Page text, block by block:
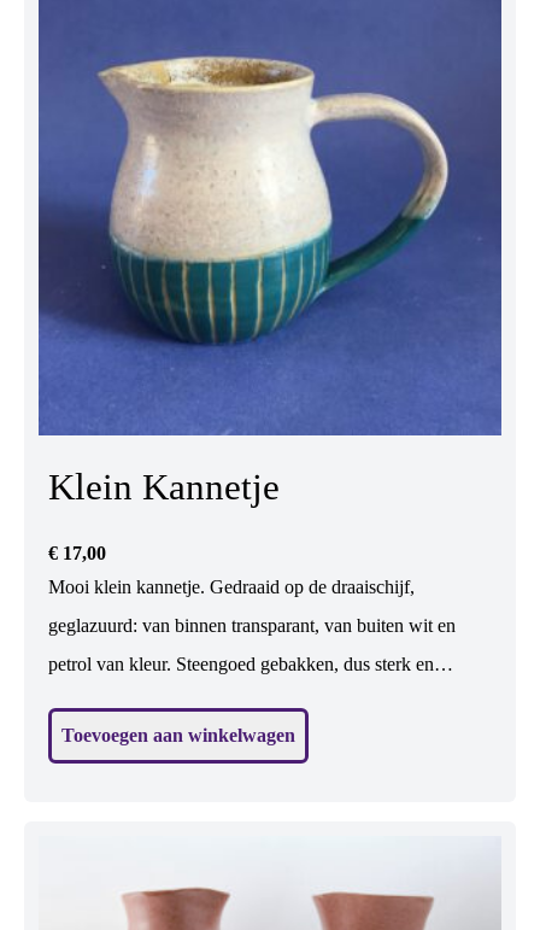
Klein Kannetje
€ 17,00
Mooi klein kannetje. Gedraaid op de draaischijf,
geglazuurd: van binnen transparant, van buiten wit en
petrol van kleur. Steengoed gebakken, dus sterk en
water, melk, wijn. Maar er kan ook een klein boeketje in.
Toevoegen aan winkelwagen